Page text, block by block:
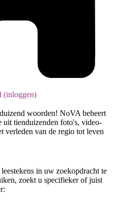
(inloggen)
woorden! NoVA beheert
uit tienduizenden foto's, video-
verleden van de regio tot leven
in uw zoekopdracht te
zoekt u specifieker of juist